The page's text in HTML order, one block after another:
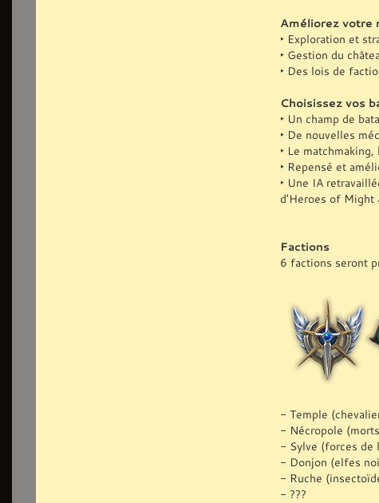
Améliorez votre
‣ Exploration et
‣ Gestion du
‣ Des lois de
Choisissez vos
‣ Un champ de
‣ De nouvelles
‣ Le
‣ Repensé et
‣ Une IA
d'Heroes of Might
Factions
6 factions seront
- Temple
- Nécropole
- Sylve (forces de
- Donjon (elfes
- Ruche
- ???